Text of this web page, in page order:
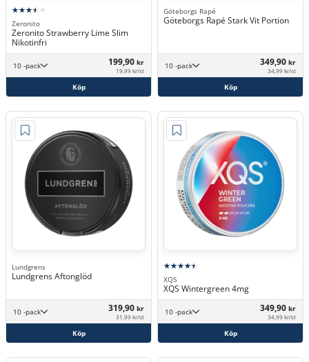
Zeronito
Zeronito Strawberry Lime Slim
Nikotinfri
10 -pack 199,90 kr
19,99 kr/st
Köp
Göteborgs Rapé
Göteborgs Rapé Stark Vit Portion
10 -pack 349,90 kr
34,99 kr/st
Köp
Lundgrens
Lundgrens Aftonglöd
10 -pack 319,90 kr
31,99 kr/st
Köp
XQS
XQS Wintergreen 4mg
10 -pack 349,90 kr
34,99 kr/st
Köp